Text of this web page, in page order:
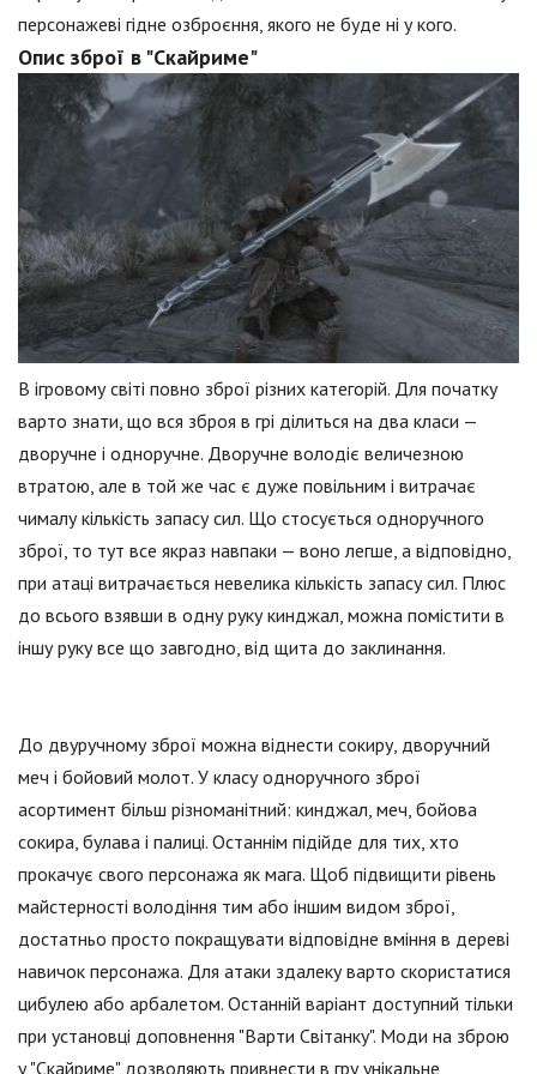
персонажеві гідне озброєння, якого не буде ні у кого.
Опис зброї в "Скайриме"
В ігровому світі повно зброї різних категорій. Для початку
варто знати, що вся зброя в грі ділиться на два класи —
дворучне і одноручне. Дворучне володіє величезною
втратою, але в той же час є дуже повільним і витрачає
чималу кількість запасу сил. Що стосується одноручного
зброї, то тут все якраз навпаки — воно легше, а відповідно,
при атаці витрачається невелика кількість запасу сил. Плюс
до всього взявши в одну руку кинджал, можна помістити в
іншу руку все що завгодно, від щита до заклинання.
До двуручному зброї можна віднести сокиру, дворучний
меч і бойовий молот. У класу одноручного зброї
асортимент більш різноманітний: кинджал, меч, бойова
сокира, булава і палиці. Останнім підійде для тих, хто
прокачує свого персонажа як мага. Щоб підвищити рівень
майстерності володіння тим або іншим видом зброї,
достатньо просто покращувати відповідне вміння в дереві
навичок персонажа. Для атаки здалеку варто скористатися
цибулею або арбалетом. Останній варіант доступний тільки
при установці доповнення "Варти Світанку". Моди на зброю
у "Скайриме" дозволяють привнести в гру унікальне